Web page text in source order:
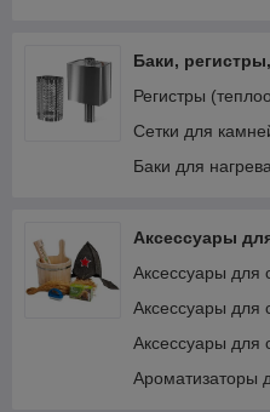
Баки,
Регистры
Сетки для
Баки для
Аксессуары
Аксессуары для
Аксессуары для
Аксессуары для
Ароматизаторы